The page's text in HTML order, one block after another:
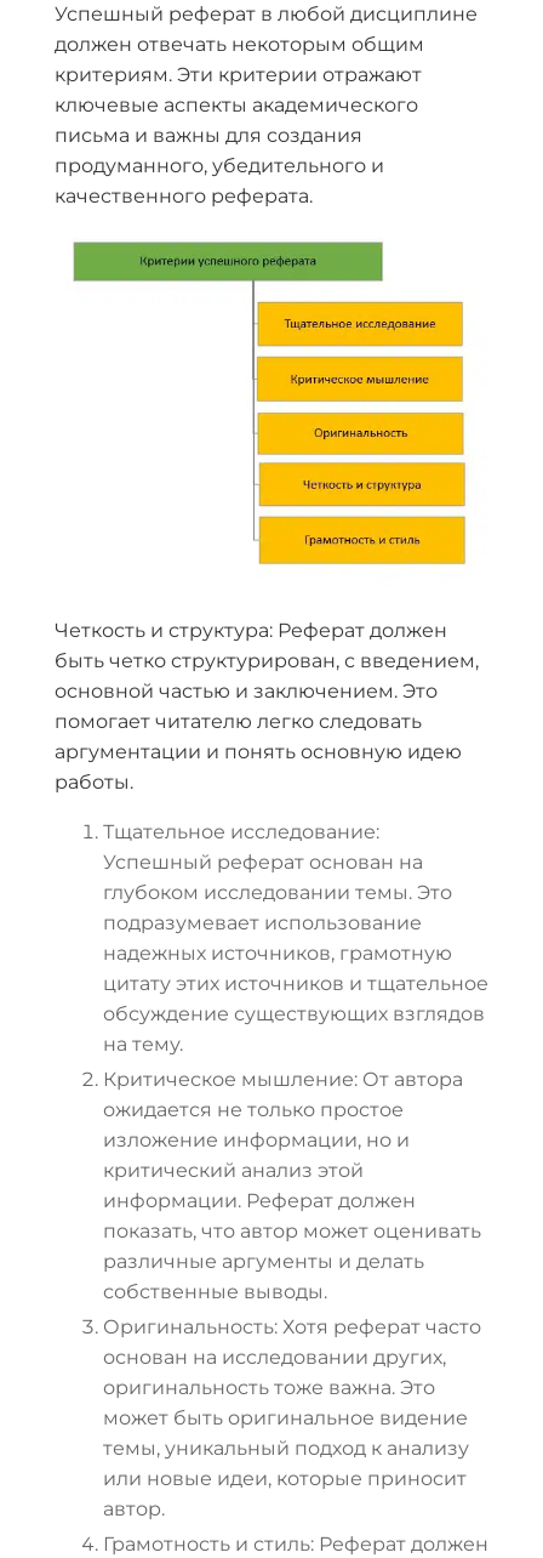
Успешный реферат в любой дисциплине
должен отвечать некоторым общим
критериям. Эти критерии отражают
ключевые аспекты академического
письма и важны для создания
продуманного, убедительного и
качественного реферата.
Четкость и структура: Реферат должен
быть четко структурирован, с введением,
основной частью и заключением. Это
помогает читателю легко следовать
аргументации и понять основную идею
работы.
Тщательное исследование:
Успешный реферат основан на
глубоком исследовании темы. Это
подразумевает использование
надежных источников, грамотную
цитату этих источников и тщательное
обсуждение существующих взглядов
на тему.
Критическое мышление: От автора
ожидается не только простое
изложение информации, но и
критический анализ этой
информации. Реферат должен
показать, что автор может оценивать
различные аргументы и делать
собственные выводы.
Оригинальность: Хотя реферат часто
основан на исследовании других,
оригинальность тоже важна. Это
может быть оригинальное видение
темы, уникальный подход к анализу
или новые идеи, которые приносит
автор.
Грамотность и стиль: Реферат должен